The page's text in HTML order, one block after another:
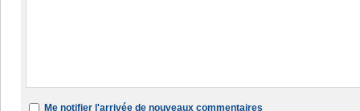
Me notifier l'arrivée de nouveaux commentaires